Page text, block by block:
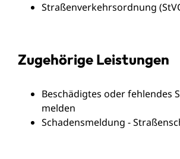
Straßenverkehrsordnung
Zugehörige Leistungen
Beschädigtes oder fehlendes
melden
Schadensmeldung -